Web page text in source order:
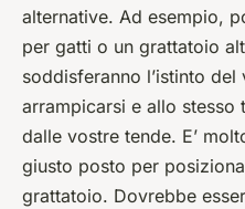
alternative. Ad esempio,
per gatti o un grattatoio
soddisferanno l’istinto
arrampicarsi e allo stesso
dalle vostre tende. E’
giusto posto per
grattatoio. Dovrebbe